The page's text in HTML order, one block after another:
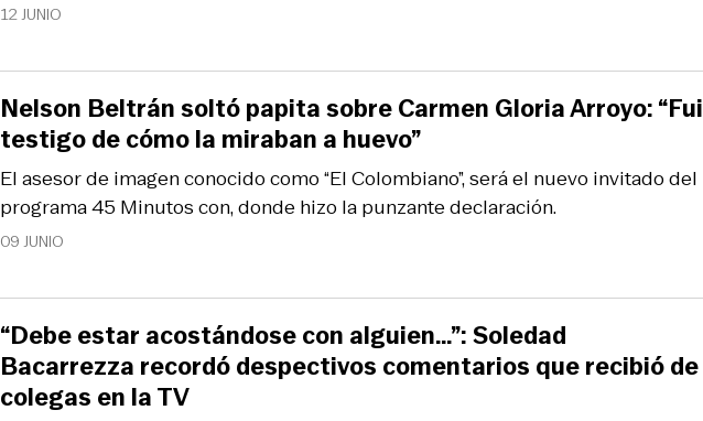
12 JUNIO
09 JUNIO
El asesor de imagen conocido como “El Colombiano”, será el nuevo invitado del
programa 45 Minutos con, donde hizo la punzante declaración.
Nelson Beltrán soltó papita sobre Carmen Gloria Arroyo: “Fui
testigo de cómo la miraban a huevo”
“Debe estar acostándose con alguien…”: Soledad
Bacarrezza recordó despectivos comentarios que recibió de
colegas en la TV